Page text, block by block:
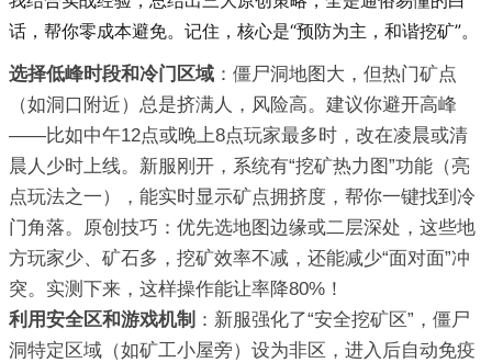
话，帮你零成本避免。记住，核心是“预防为主，和谐挖矿”。
选择低峰时段和冷门区域 ：僵尸洞地图大，但热门矿点
（如洞口附近）总是挤满人，风险高。建议你避开高峰
——比如中午12点或晚上8点玩家最多时，改在凌晨或清
晨人少时上线。新服刚开，系统有“挖矿热力图”功能（亮
点玩法之一），能实时显示矿点拥挤度，帮你一键找到冷
门角落。原创技巧：优先选地图边缘或二层深处，这些地
方玩家少、矿石多，挖矿效率不减，还能减少“面对面”冲
突。实测下来，这样操作能让率降80%！
利用安全区和游戏机制 ：新服强化了“安全挖矿区”，僵尸
洞特定区域（如矿工小屋旁）设为非区，进入后自动免疫